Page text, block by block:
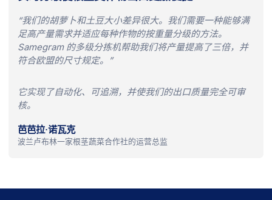
“我们的胡萝卜和土豆大小差异很大。我们需要一种能够满
足高产量需求并适应每种作物的按重量分级的方法。
Samegram 的多级分拣机帮助我们将产量提高了三倍，并
符合欧盟的尺寸规定。”
它实现了自动化、可追溯，并使我们的出口质量完全可审
核。
芭芭拉·诺瓦克
波兰卢布林一家根茎蔬菜合作社的运营总监